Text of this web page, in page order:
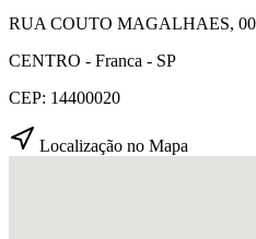
RUA COUTO MAGALHAES,
CENTRO - Franca - SP
CEP: 14400020
Localização no Mapa